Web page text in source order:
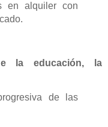
en alquiler con
la educación, la
de las